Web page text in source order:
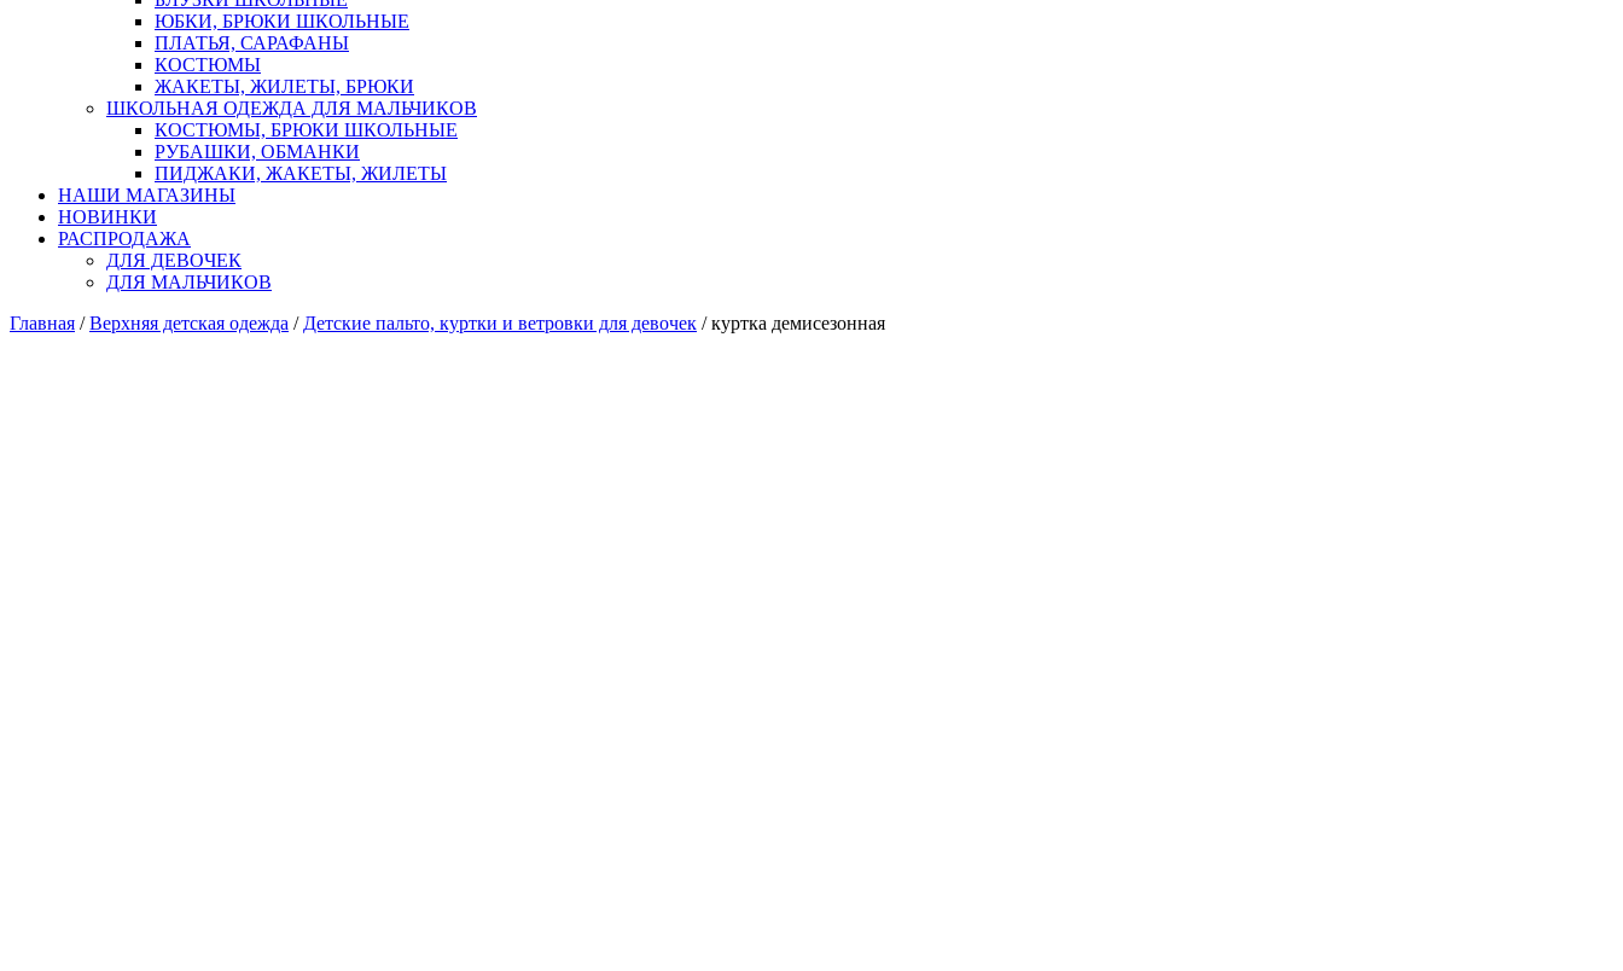
ЮБКИ, БРЮКИ ШКОЛЬНЫЕ
ПЛАТЬЯ, САРАФАНЫ
КОСТЮМЫ
ЖАКЕТЫ, ЖИЛЕТЫ, БРЮКИ
ШКОЛЬНАЯ ОДЕЖДА ДЛЯ МАЛЬЧИКОВ
КОСТЮМЫ, БРЮКИ ШКОЛЬНЫЕ
РУБАШКИ, ОБМАНКИ
ПИДЖАКИ, ЖАКЕТЫ, ЖИЛЕТЫ
НАШИ МАГАЗИНЫ
НОВИНКИ
РАСПРОДАЖА
ДЛЯ ДЕВОЧЕК
ДЛЯ МАЛЬЧИКОВ
Главная /Верхняя детская одежда / Детские пальто, куртки и ветровки для девочек / куртка демисезонная